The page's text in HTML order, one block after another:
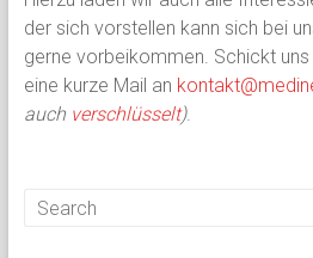
der sich vorstellen kann sich bei
gerne vorbeikommen. Schickt
eine kurze Mail an
auch verschlüsselt).